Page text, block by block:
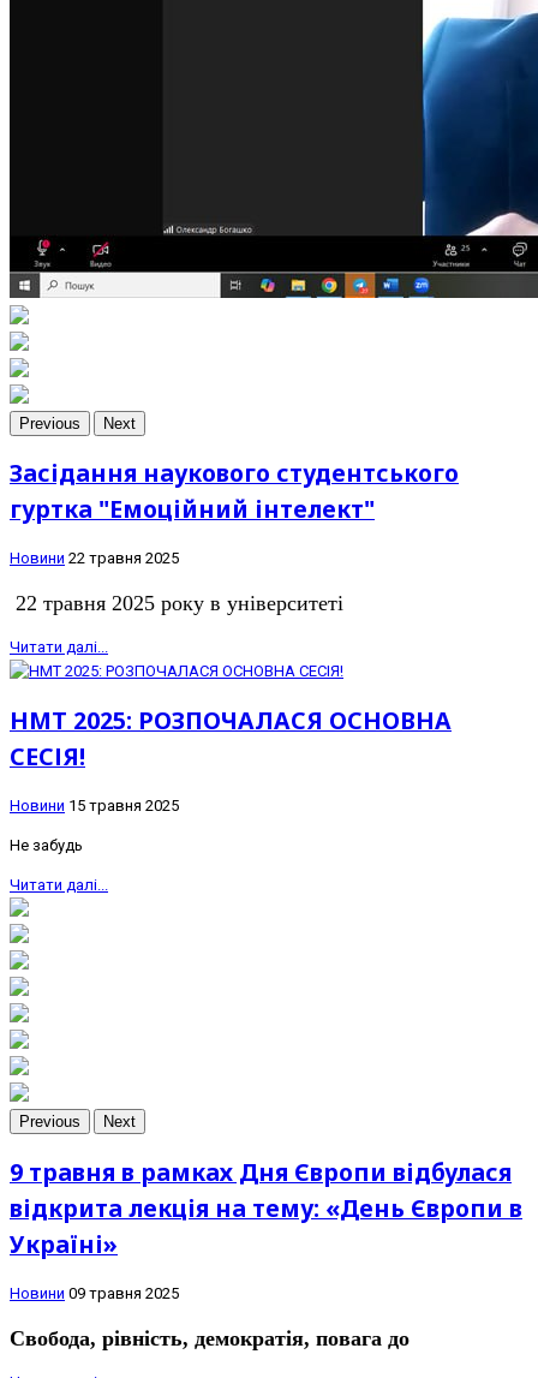
Previous Next
Засідання наукового студентського
гуртка "Емоційний інтелект"
Новини 22 травня 2025
22 травня 2025 року в університеті
Читати далі...
НМТ 2025: РОЗПОЧАЛАСЯ ОСНОВНА
СЕСІЯ!
Новини 15 травня 2025
Не забудь
Читати далі...
Previous Next
9 травня в рамках Дня Європи відбулася
відкрита лекція на тему: «День Європи в
Україні»
Новини 09 травня 2025
Свобода, рівність, демократія, повага до